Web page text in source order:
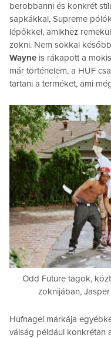
berobbanni és konkrét
sapkákkal, Supreme
lépőkkel, amikhez
zokni. Nem sokkal
Wayne is rákapott a
már történelem, a HUF
tartani a terméket, ami
Odd Future tagok,
zoknijában,
Hufnagel márkája
válság például konkrétan